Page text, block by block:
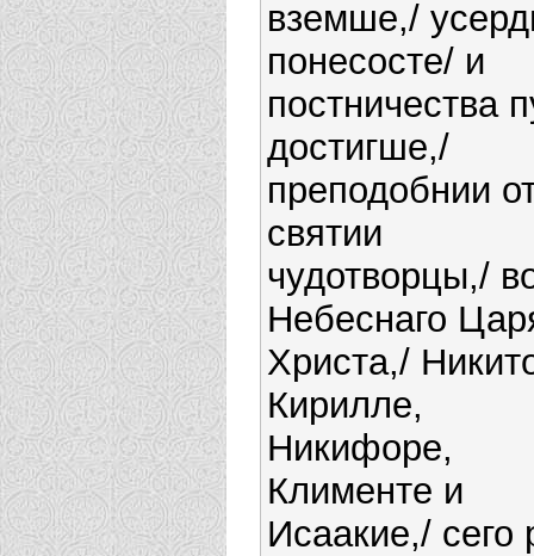
вземше,/
понесосте/ и
постничества
достигше,/
преподобнии
святии
чудотворцы,/
Небеснаго
Христа,/
Кирилле,
Никифоре,
Клименте и
Исаакие,/ сего